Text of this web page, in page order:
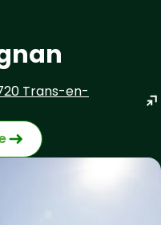
Trans-en-